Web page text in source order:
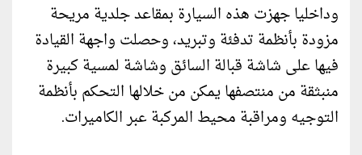
وداخليا جهزت هذه السيارة بمقاعد جلدية مريحة
مزودة بأنظمة تدفئة وتبريد، وحصلت واجهة القيادة
فيها على شاشة قبالة السائق وشاشة لمسية كبيرة
منبثقة من منتصفها يمكن من خلالها التحكم بأنظمة
التوجيه ومراقبة محيط المركبة عبر الكاميرات.